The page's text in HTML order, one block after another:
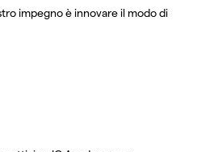
impegno è innovare il modo di